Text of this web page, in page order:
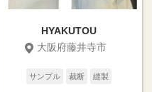
HYAKUTOU
大阪府藤井寺市
サンプル 裁断 縫製